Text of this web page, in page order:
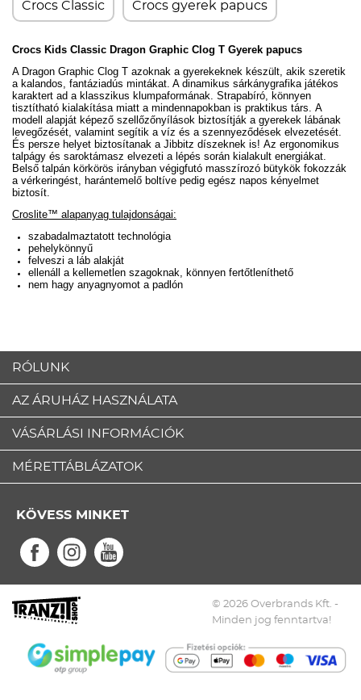
Crocs Classic Crocs gyerek papucs
Crocs Kids Classic Dragon Graphic Clog T Gyerek papucs
A Dragon Graphic Clog T azoknak a gyerekeknek készült, akik szeretik
a kalandos, fantáziadús mintákat. A dinamikus sárkánygrafika játékos
karaktert ad a klasszikus klumpaformának. Strapabíró, könnyen
tisztítható kialakítása miatt a mindennapokban is praktikus társ. A
modell alapját képező szellőzőnyílások biztosítják a gyerekek lábának
levegőzését, valamint segítik a víz és a szennyeződések elvezetését.
És persze helyet biztosítanak a Jibbitz díszeknek is! Az ergonomikus
talpágy és saroktámasz elvezeti a lépés során kialakult energiákat.
Belső talpán körkörös irányban végigfutó masszírozó bütykök fokozzák
a vérkeringést, harántemelő boltíve pedig egész napos kényelmet
biztosít.
Croslite™ alapanyag tulajdonságai:
szabadalmaztatott technológia
pehelykönnyű
felveszi a láb alakját
ellenáll a kellemetlen szagoknak, könnyen fertőtleníthető
nem hagy anyagnyomot a padlón
RÓLUNK
AZ ÁRUHÁZ HASZNÁLATA
VÁSÁRLÁSI INFORMÁCIÓK
MÉRETTÁBLÁZATOK
KÖVESS MINKET
© 2026 Overbrands Kft. -
Minden jog fenntartva!